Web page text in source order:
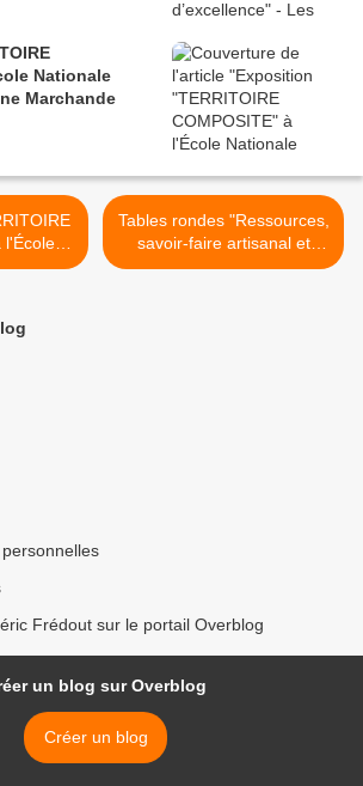
Nationale
Marchande
l'École
de
Tables rondes "Ressources,
savoir-faire artisanal et
d’excellence" - Les Beaux
Frédout sur le portail Overblog
un blog sur Overblog
Créer un blog